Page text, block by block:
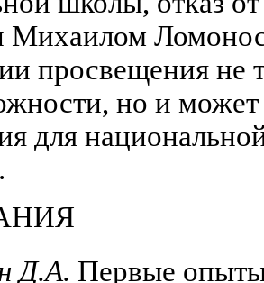
Михаилом
просвещения не
но и
для
Д.А. Первые опыты